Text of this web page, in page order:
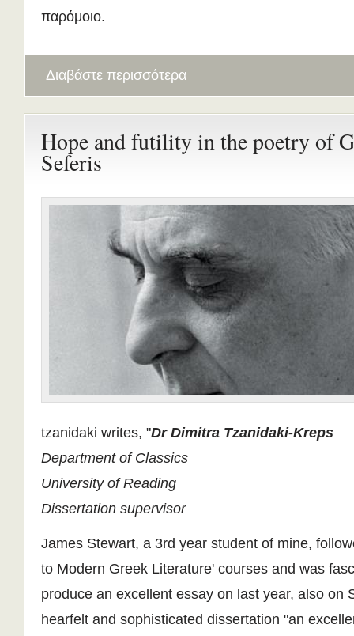
παρόμοιο.
Διαβάστε περισσότερα
Hope and futility in the poetry of
Seferis
tzanidaki writes, "Dr Dimitra Tzanidaki-Kreps
Department of Classics
University of Reading
Dissertation supervisor
James Stewart, a 3rd year student of mine,
to Modern Greek Literature' courses and was
produce an excellent essay on last year, also on
hearfelt and sophisticated dissertation "an